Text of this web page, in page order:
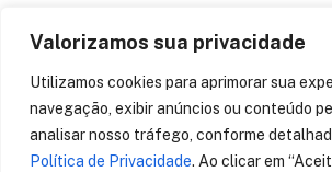
Valorizamos sua privacidade
Utilizamos cookies para aprimorar sua
navegação, exibir anúncios ou conteúdo
analisar nosso tráfego, conforme
Política de Privacidade. Ao clicar em